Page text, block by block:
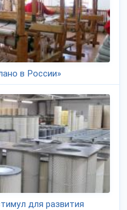
в России»
для развития